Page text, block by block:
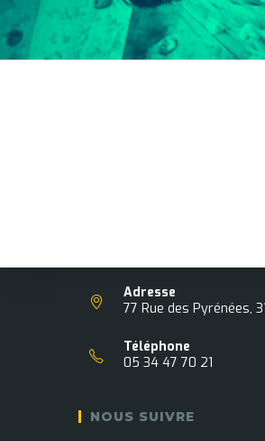
Adresse
77 Rue des Pyrénées,
Téléphone
05 34 47 70 21
NOUS SUIVRE